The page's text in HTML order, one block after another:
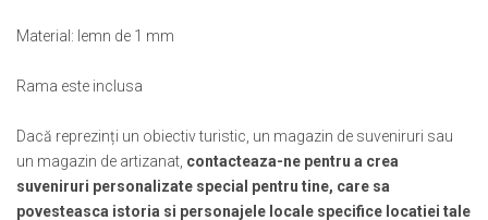
Oradea
Timisoara
Curtea Domneasca, Targoviste
Palatul Alexandru Ioan Cuza,
Ruginoasa
Colectia Vintage
Material: lemn de 1 mm
Rama este inclusa
Dacă reprezinți un obiectiv turistic, un magazin de suveniruri sau
un magazin de artizanat, contacteaza-ne pentru a crea
suveniruri personalizate special pentru tine, care sa
povesteasca istoria si personajele locale specifice locatiei tale